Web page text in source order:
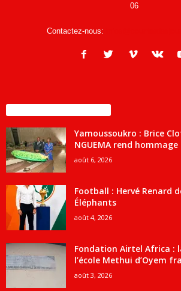
06
Contactez-nous:
Yamoussoukro : Brice
NGUEMA rend
août 6, 2026
Football : Hervé Renard
Éléphants
août 4, 2026
Fondation Airtel Africa :
l’école Methui d’Oyem
août 3, 2026